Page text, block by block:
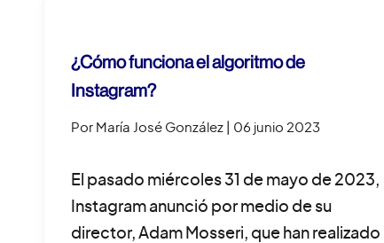
¿Cómo funciona el algoritmo de
Instagram?
Por María José González | 06 junio 2023
El pasado miércoles 31 de mayo de 2023,
Instagram anunció por medio de su
director, Adam Mosseri, que han realizado